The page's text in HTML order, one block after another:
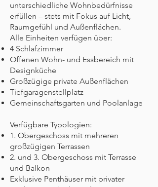
unterschiedliche Wohnbedürfnisse
erfüllen – stets mit Fokus auf Licht,
Raumgefühl und Außenflächen.
Alle Einheiten verfügen über:
4 Schlafzimmer
Offenen Wohn- und Essbereich mit
Designküche
Großzügige private Außenflächen
Tiefgaragenstellplatz
Gemeinschaftsgarten und Poolanlage
Verfügbare Typologien:
1. Obergeschoss mit mehreren
großzügigen Terrassen
2. und 3. Obergeschoss mit Terrasse
und Balkon
Exklusive Penthäuser mit privater